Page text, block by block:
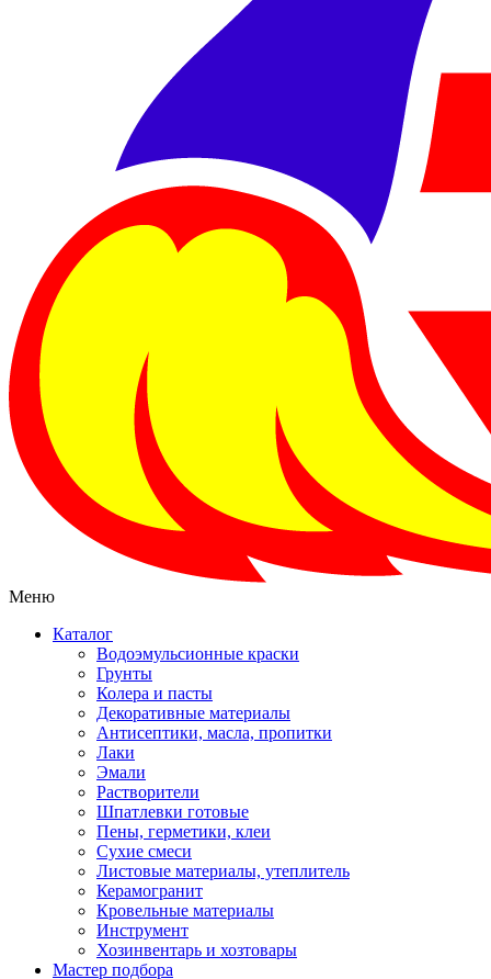
Меню
Каталог
Водоэмульсионные краски
Грунты
Колера и пасты
Декоративные материалы
Антисептики, масла, пропитки
Лаки
Эмали
Растворители
Шпатлевки готовые
Пены, герметики, клеи
Сухие смеси
Листовые материалы, утеплитель
Керамогранит
Кровельные материалы
Инструмент
Хозинвентарь и хозтовары
Мастер подбора